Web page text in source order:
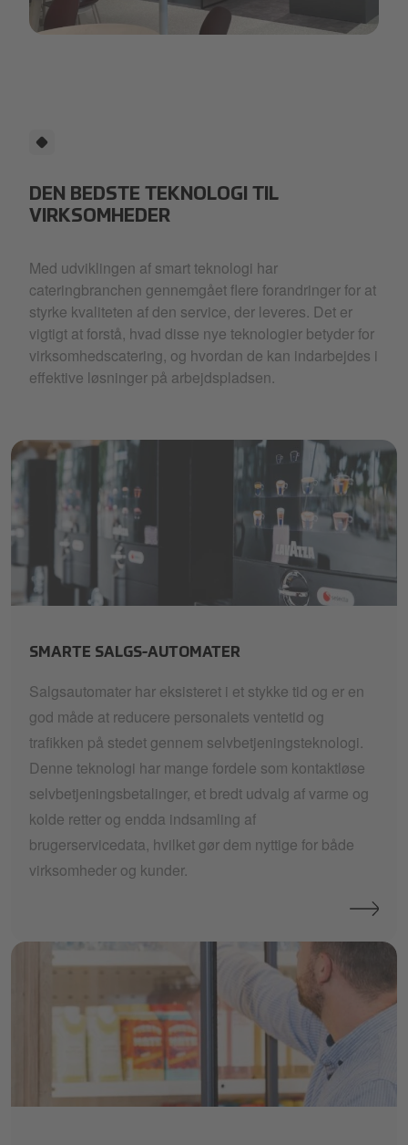
DEN BEDSTE TEKNOLOGI TIL
VIRKSOMHEDER
Med udviklingen af smart teknologi har
cateringbranchen gennemgået flere forandringer for at
styrke kvaliteten af den service, der leveres. Det er
vigtigt at forstå, hvad disse nye teknologier betyder for
virksomhedscatering, og hvordan de kan indarbejdes i
effektive løsninger på arbejdspladsen.
SMARTE SALGS-AUTOMATER
Salgsautomater har eksisteret i et stykke tid og er en
god måde at reducere personalets ventetid og
trafikken på stedet gennem selvbetjeningsteknologi.
Denne teknologi har mange fordele som kontaktløse
selvbetjeningsbetalinger, et bredt udvalg af varme og
kolde retter og endda indsamling af
brugerservicedata, hvilket gør dem nyttige for både
virksomheder og kunder.